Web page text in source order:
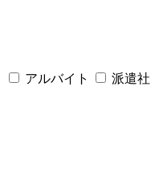
アルバイト
派遣社